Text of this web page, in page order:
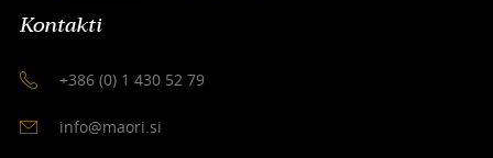
Kontakti
+386 (0) 1 430 52 79
info@maori.si